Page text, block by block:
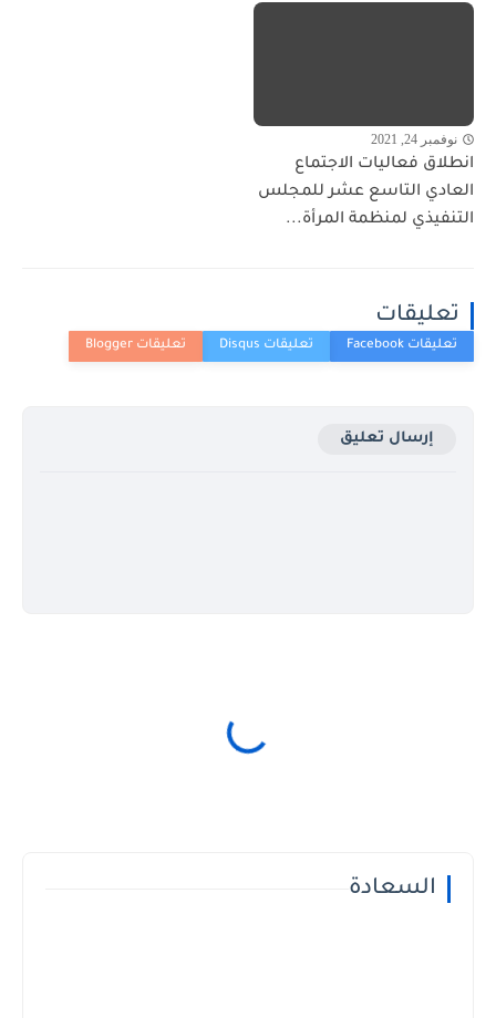
نوفمبر 24, 2021
انطلاق فعاليات الاجتماع
العادي التاسع عشر للمجلس
التنفيذي لمنظمة المرأة...
تعليقات
إرسال تعليق
السعادة